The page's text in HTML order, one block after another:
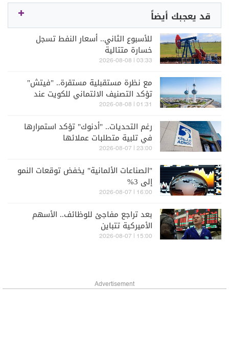
قد يعجبك أيضاً
للأسبوع الثاني.. أسعار النفط تسجل
خسارة متتالية
03:33 | 2026-08-08
مع نظرة مستقبلية مستقرة.. "فيتش"
تؤكد التصنيف الائتماني للكويت عند
"AA-"
01:31 | 2026-08-08
رغم التحديات.. "أدنوك" تؤكد استمرارها
في تلبية متطلبات عملائها
23:00 | 2026-08-07
"الصناعات الألمانية" يخفض توقعات النمو
إلى 3%
16:00 | 2026-08-07
بعد تراجع مفاجئ للوظائف.. الأسهم
الأميركية تتباين
15:00 | 2026-08-07
Advertisement